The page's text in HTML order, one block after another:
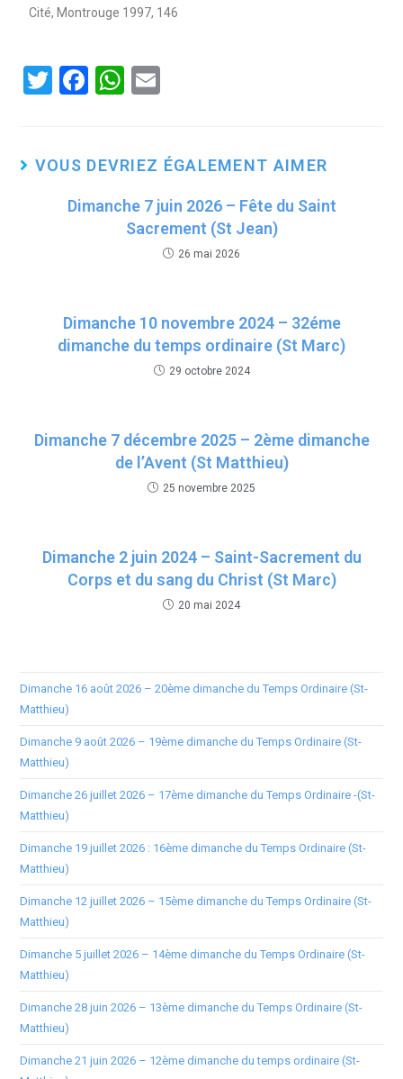
Cité, Montrouge 1997, 146
T
er
F
b
o
W
s
A
p
VOUS DEVRIEZ ÉGALEMENT AIMER
Dimanche 7 juin 2026 – Fête du Saint
Sacrement (St Jean)
26 mai 2026
Dimanche 10 novembre 2024 – 32éme
dimanche du temps ordinaire (St Marc)
29 octobre 2024
Dimanche 7 décembre 2025 – 2ème dimanche
de l’Avent (St Matthieu)
25 novembre 2025
Dimanche 2 juin 2024 – Saint-Sacrement du
Corps et du sang du Christ (St Marc)
20 mai 2024
Dimanche 16 août 2026 – 20ème dimanche du Temps Ordinaire (St-
Matthieu)
Dimanche 9 août 2026 – 19ème dimanche du Temps Ordinaire (St-
Matthieu)
Dimanche 26 juillet 2026 – 17ème dimanche du Temps Ordinaire -(St-
Matthieu)
Dimanche 19 juillet 2026 : 16ème dimanche du Temps Ordinaire (St-
Matthieu)
Dimanche 12 juillet 2026 – 15ème dimanche du Temps Ordinaire (St-
Matthieu)
Dimanche 5 juillet 2026 – 14ème dimanche du Temps Ordinaire (St-
Matthieu)
Dimanche 28 juin 2026 – 13ème dimanche du Temps Ordinaire (St-
Matthieu)
Dimanche 21 juin 2026 – 12ème dimanche du temps ordinaire (St-